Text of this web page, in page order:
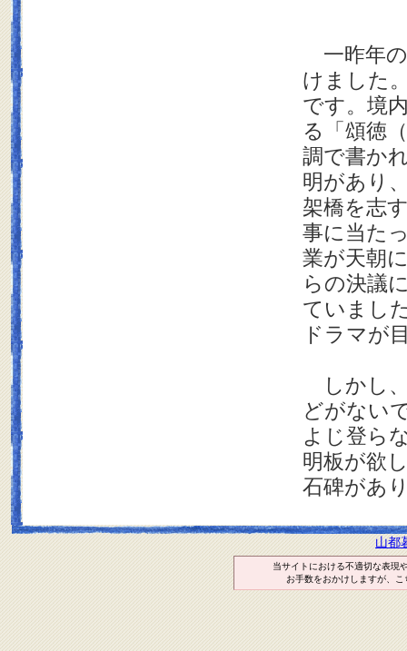
一昨年の
けました
です。境
る「頌徳
調で書か
明があり
架橋を志
事に当た
業が天朝
らの決議
ていまし
ドラマが
しかし
どがない
よじ登ら
明板が欲
石碑があ
山都
当サイトにおける不適切な表現
お手数をおかけしますが、こ